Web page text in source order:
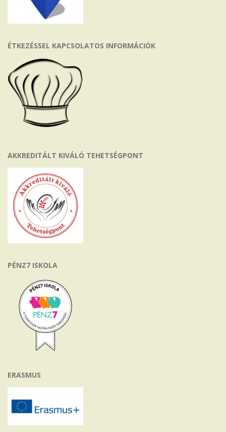
ÉTKEZÉSSEL KAPCSOLATOS INFORMÁCIÓK
AKKREDITÁLT KIVÁLÓ TEHETSÉGPONT
PÉNZ7 ISKOLA
ERASMUS